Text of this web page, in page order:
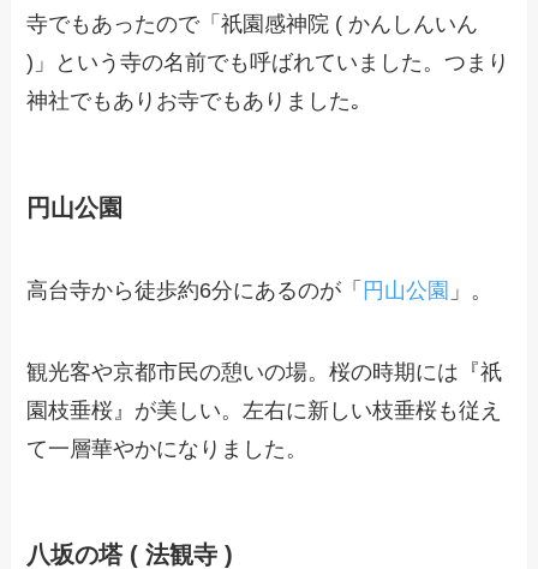
寺でもあったので「祇園感神院 ( かんしんいん
)」という寺の名前でも呼ばれていました。つまり
神社でもありお寺でもありました｡
円山公園
高台寺から徒歩約6分にあるのが「 円山公園 」。
観光客や京都市民の憩いの場。桜の時期には『祇
園枝垂桜』が美しい。左右に新しい枝垂桜も従え
て一層華やかになりました。
八坂の塔 ( 法観寺 )